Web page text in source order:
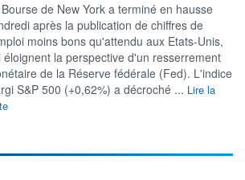
de New York a terminé en hausse
après la publication de chiffres de
moins bons qu'attendu aux Etats-Unis,
éloignent la perspective d'un resserrement
de la Réserve fédérale (Fed). L'indice
S&P 500 (+0,62%) a décroché ... Lire la